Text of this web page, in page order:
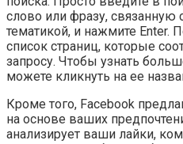
слово или фразу, связанную
тематикой, и нажмите Enter.
список страниц, которые
запросу. Чтобы узнать
можете кликнуть на ее
Кроме того, Facebook
на основе ваших
анализирует ваши лайки,